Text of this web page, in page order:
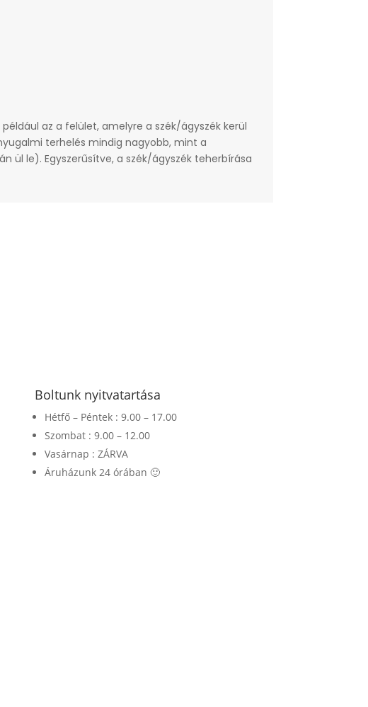
az a felület, amelyre a szék/ágyszék kerül
terhelés mindig nagyobb, mint a
ül le). Egyszerűsítve, a szék/ágyszék teherbírása
Boltunk nyitvatartása
Hétfő – Péntek : 9.00 – 17.00
Szombat : 9.00 – 12.00
Vasárnap : ZÁRVA
Áruházunk 24 órában 🙂